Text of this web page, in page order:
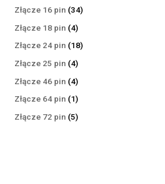
produkty
Złącze 16 pin 3434
Złącze 18 pin 44
produkty
Złącze 24 pin 1818
Złącze 25 pin 44
produkty
Złącze 46 pin 44
produkty
Złącze 64 pin 11
produkt
Złącze 72 pin 55